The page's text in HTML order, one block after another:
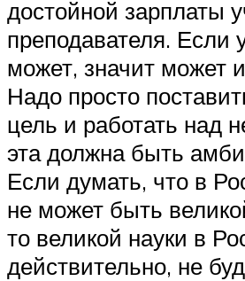
достойной зарплаты
преподавателя. Если
может, значит может
Надо просто
цель и работать над
эта должна быть
Если думать, что в
не может быть
то великой науки в
действительно, не